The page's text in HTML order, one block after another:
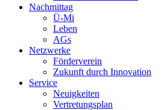
Nachmittag
Ü-Mi
Leben
AGs
Netzwerke
Förderverein
Zukunft durch Innovation
Service
Neuigkeiten
Vertretungsplan